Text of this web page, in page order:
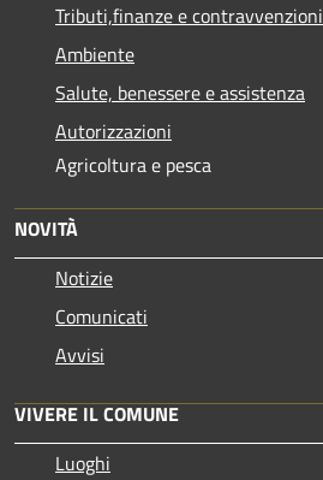
Tributi,finanze e contravvenzioni
Ambiente
Salute, benessere e assistenza
Autorizzazioni
Agricoltura e pesca
NOVITÀ
Notizie
Comunicati
Avvisi
VIVERE IL COMUNE
Luoghi